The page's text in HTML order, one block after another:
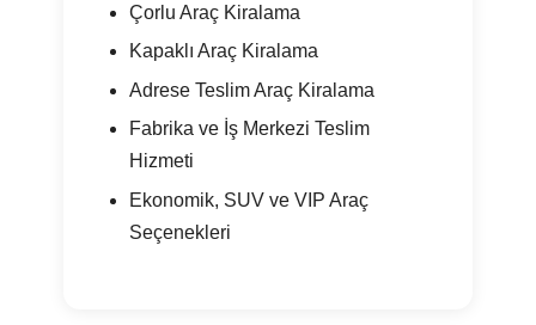
Çorlu Araç Kiralama
Kapaklı Araç Kiralama
Adrese Teslim Araç Kiralama
Fabrika ve İş Merkezi Teslim
Hizmeti
Ekonomik, SUV ve VIP Araç
Seçenekleri